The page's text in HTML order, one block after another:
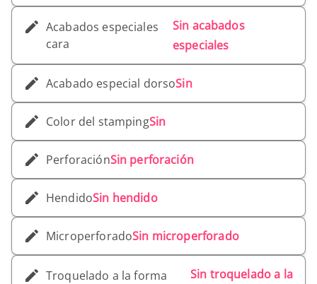
Acabados especiales
cara
Sin acabados
especiales
Acabado especial dorsoSin
Color del stampingSin
PerforaciónSin perforación
HendidoSin hendido
MicroperforadoSin microperforado
Troquelado a la forma Sin troquelado a la